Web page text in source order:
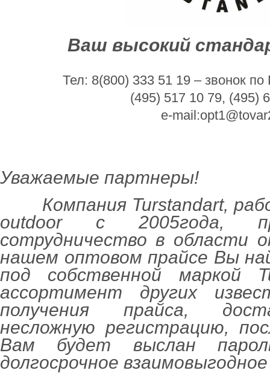
Ваш высокий
Тел: 8(800) 333 51 19 – звонок
(495) 517 10 79, (495)
e-
Уважаемые партнеры!
Компания Turstandart,
outdoor с 2005года,
сотрудничество в области
нашем оптовом прайсе Вы
под собственной маркой
ассортимент других
получения прайса,
несложную регистрацию,
Вам будет выслан
долгосрочное